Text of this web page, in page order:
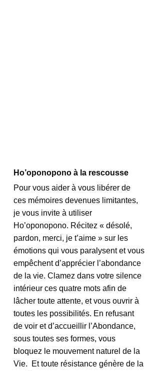
Ho’oponopono à la rescousse
Pour vous aider à vous libérer de
ces mémoires devenues limitantes,
je vous invite à utiliser
Ho’oponopono. Récitez « désolé,
pardon, merci, je t’aime » sur les
émotions qui vous paralysent et vous
empêchent d’apprécier l’abondance
de la vie. Clamez dans votre silence
intérieur ces quatre mots afin de
lâcher toute attente, et vous ouvrir à
toutes les possibilités. En refusant
de voir et d’accueillir l’Abondance,
sous toutes ses formes, vous
bloquez le mouvement naturel de la
Vie.  Et toute résistance génère de la